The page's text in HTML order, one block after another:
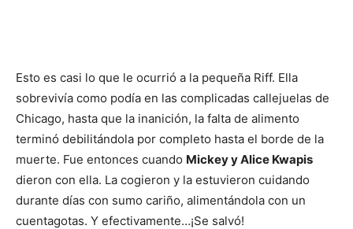
Esto es casi lo que le ocurrió a la pequeña Riff. Ella
sobrevivía como podía en las complicadas callejuelas de
Chicago, hasta que la inanición, la falta de alimento
terminó debilitándola por completo hasta el borde de la
muerte. Fue entonces cuando Mickey y Alice Kwapis
dieron con ella. La cogieron y la estuvieron cuidando
durante días con sumo cariño, alimentándola con un
cuentagotas. Y efectivamente…¡Se salvó!